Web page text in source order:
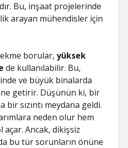
Bu, inşaat projelerinde
arayan mühendisler için
borular,yüksek
de kullanılabilir. Bu,
ve büyük binalarda
getirir. Düşünün ki, bir
bir sızıntı meydana geldi.
neden olur hem
açar. Ancak, dikişsiz
bu tür sorunların önüne